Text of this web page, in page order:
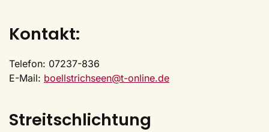
Kontakt:
Telefon: 07237-836
E-Mail: boellstrichseen@t-online.de
Streitschlichtung